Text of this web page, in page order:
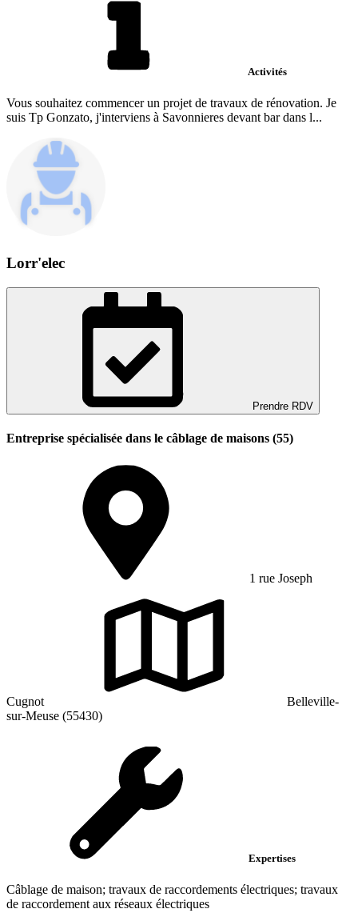
Activités
Vous souhaitez commencer un projet de travaux de rénovation. Je
suis Tp Gonzato, j'interviens à Savonnieres devant bar dans l...
Lorr'elec
Prendre RDV
Entreprise spécialisée dans le câblage de maisons (55)
1 rue Joseph
Cugnot
Belleville-
sur-Meuse (55430)
Expertises
Câblage de maison; travaux de raccordements électriques; travaux
de raccordement aux réseaux électriques